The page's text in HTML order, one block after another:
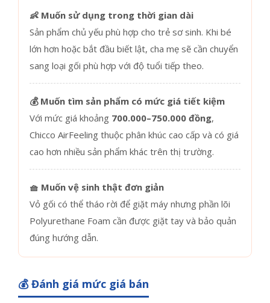
👶 Muốn sử dụng trong thời gian dài
Sản phẩm chủ yếu phù hợp cho trẻ sơ sinh. Khi bé
lớn hơn hoặc bắt đầu biết lật, cha mẹ sẽ cần chuyển
sang loại gối phù hợp với độ tuổi tiếp theo.
💰 Muốn tìm sản phẩm có mức giá tiết kiệm
Với mức giá khoảng 700.000–750.000 đồng,
Chicco AirFeeling thuộc phân khúc cao cấp và có giá
cao hơn nhiều sản phẩm khác trên thị trường.
🧺 Muốn vệ sinh thật đơn giản
Vỏ gối có thể tháo rời để giặt máy nhưng phần lõi
Polyurethane Foam cần được giặt tay và bảo quản
đúng hướng dẫn.
💰 Đánh giá mức giá bán